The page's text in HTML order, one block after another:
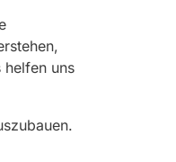
helfen uns